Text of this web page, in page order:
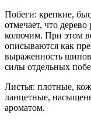
Побеги: крепкие,
отмечает, что
колючим. При этом
описываются как
выраженность шипов
силы отдельных
Листья: плотные,
ланцетные,
ароматом.